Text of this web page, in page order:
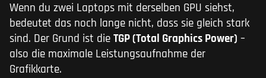
Wenn du zwei Laptops mit derselben GPU siehst,
bedeutet das noch lange nicht, dass sie gleich stark
sind. Der Grund ist die TGP (Total Graphics Power) –
also die maximale Leistungsaufnahme der
Grafikkarte.